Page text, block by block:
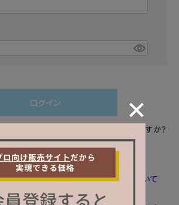
ログイン
パスワードをお忘れですか？
用のお客様へお知らせ
択等が出来ない場合の対処法について